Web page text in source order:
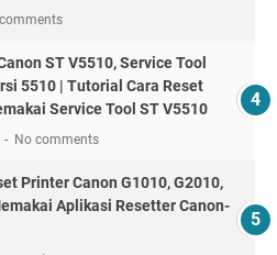
ST V5510, Service Tool
5510 | Tutorial Cara Reset
Service Tool ST V5510
No comments
Printer Canon G1010, G2010,
Aplikasi Resetter Canon-